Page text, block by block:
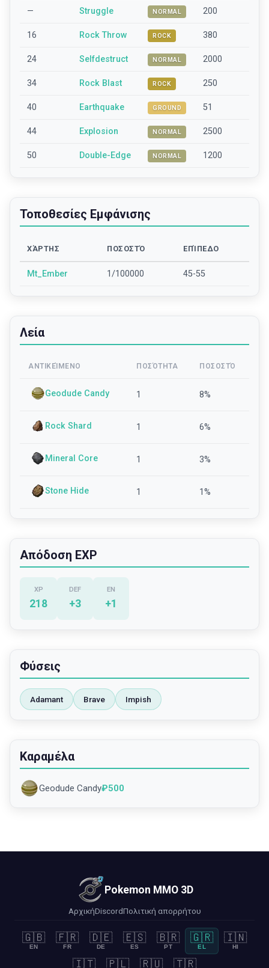
— Struggle NORMAL 200
16 Rock Throw ROCK 380
24 Selfdestruct NORMAL 2000
34 Rock Blast ROCK 250
40 Earthquake GROUND 51
44 Explosion NORMAL 2500
50 Double-Edge NORMAL 1200
Τοποθεσίες Εμφάνισης
ΧΆΡΤΗΣ ΠΟΣΟΣΤΌ ΕΠΊΠΕΔΟ
Mt_Ember 1/100000 45-55
Λεία
ΑΝΤΙΚΕΊΜΕΝΟ ΠΟΣΌΤΗΤΑ ΠΟΣΟΣΤΌ
Geodude Candy 1 8%
Rock Shard 1 6%
Mineral Core 1 3%
Stone Hide 1 1%
Απόδοση EXP
XP
218
DEF
+3
EN
+1
Φύσεις
Adamant Brave Impish
Καραμέλα
Geodude Candy₽500
Pokemon MMO 3D
ΑρχικήDiscordΠολιτική απορρήτου
🇬🇧
EN
🇫🇷
FR
🇩🇪
DE
🇪🇸
ES
🇧🇷
PT
🇬🇷
EL
🇮🇳
HI
🇮🇹 🇵🇱 🇷🇺 🇹🇷